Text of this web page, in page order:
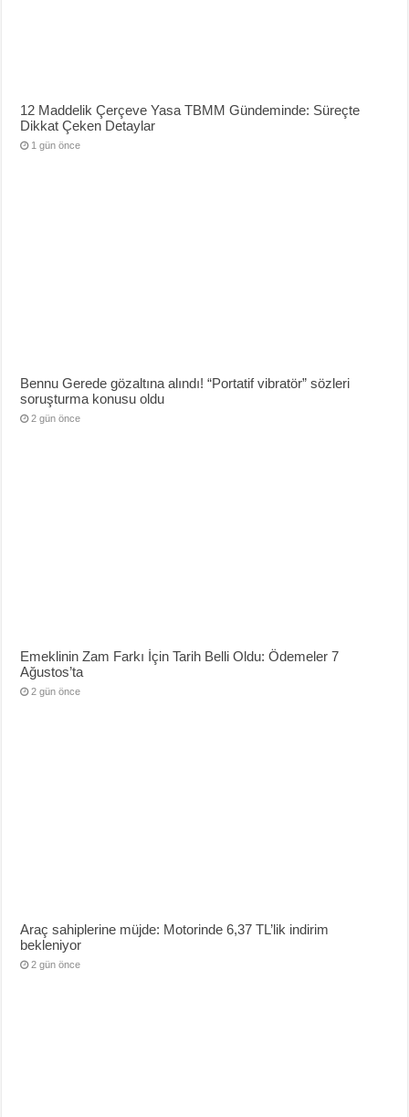
12 Maddelik Çerçeve Yasa TBMM Gündeminde: Süreçte
Dikkat Çeken Detaylar
1 gün önce
Bennu Gerede gözaltına alındı! “Portatif vibratör” sözleri
soruşturma konusu oldu
2 gün önce
Emeklinin Zam Farkı İçin Tarih Belli Oldu: Ödemeler 7
Ağustos’ta
2 gün önce
Araç sahiplerine müjde: Motorinde 6,37 TL’lik indirim
bekleniyor
2 gün önce